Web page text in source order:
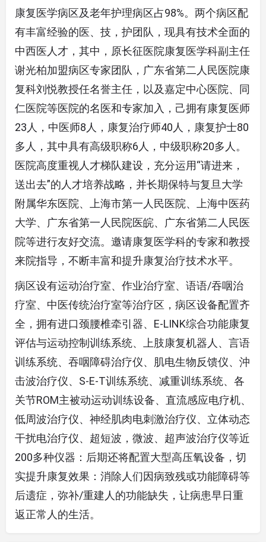
康复医学病区及老年护理病区占98%。两个病区配
有丰富经验的医、技，护团队，现具有技术全面的
中西医人才，其中，原长征医院康复医学科副主任
谢光柏加盟病区专家团队，广东省第二人民医院康
复科刘悦教授任名誉主任，以及嘉定中心医院、同
仁医院等医院的名医和专家加入，己拥有康复医师
23人，中医师8人，康复治疗师40人，康复护士80
多人，其中具有高级职称6人，中级职称20多人。
医院高度重视人才梯队建设，充分运用“请进来，
送出去”的人才培养战略，并长期保特与复旦大学
附属华东医院、上海市第一人民医院、上海中医药
大学、广东省第一人民院医皖、广东省第二人民医
院等进行友好交流。邀请康复医学科的专家和教授
来院指导，不断丰富和提升康复治疗技术水平。
病区设有运动治疗室、作业治疗室、语语/吞咽治
疗室、中医传统治疗室等治疗区，病区设备配置齐
全，拥有进口颈腰椎牵引器、E-LINK综合功能康复
评估与运动控制训练系统、上肢康复机器人、言语
训练系统、吞咽障碍治疗仪、肌电生物反馈仪、沖
击波治疗仪、S-E-T训练系统、减重训练系统、各
关节ROM主被动运动训练设备、直流感应电疗机、
低周波治疗仪、神经肌肉电刺激治疗仪、立体动态
干扰电治疗仪、超短波，微波、超声波治疗仪等近
200多种仪器：后期还将配置大型高压氧设备，切
实提升康复效果：消除人们因病致残或功能障碍等
后遗症，弥补/重建人的功能缺失，让病患早日重
返正常人的生活。